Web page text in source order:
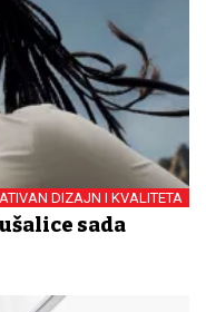
DIZAJN I KVALITETA
sada